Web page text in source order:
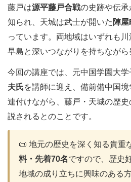
藤戸は源平藤戸合戦の史跡や伝
知られ、天城は武士が開いた 陣屋
っています。両地域はいずれも
早島と深いつながりを持ちながら
今回の講座では、元中国学園大
夫氏を講師に迎え、備前備中国
連付けながら、藤戸・天城の歴
説されるとのことです。
📜 地元の歴史を深く知る貴重
料・先着70名ですので、歴史
地域の成り立ちに興味のある